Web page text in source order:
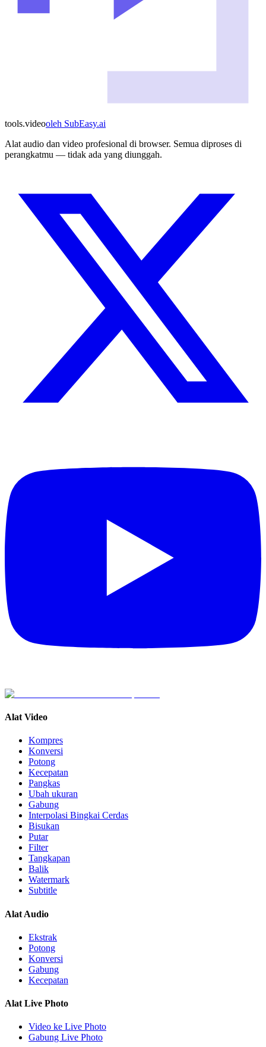
tools.videooleh SubEasy.ai
Alat audio dan video profesional di browser. Semua diproses di
perangkatmu — tidak ada yang diunggah.
Alat Video
Kompres
Konversi
Potong
Kecepatan
Pangkas
Ubah ukuran
Gabung
Interpolasi Bingkai Cerdas
Bisukan
Putar
Filter
Tangkapan
Balik
Watermark
Subtitle
Alat Audio
Ekstrak
Potong
Konversi
Gabung
Kecepatan
Alat Live Photo
Video ke Live Photo
Gabung Live Photo